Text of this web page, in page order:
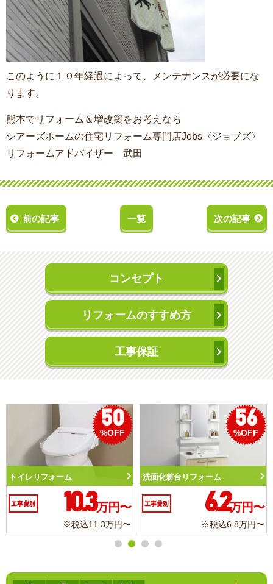
このように１０年経過によって、メンテナンスが必要にな
ります。
熊本でリフォーム＆増改築をお考えなら
シアーズホームの住宅リフォーム専門店Jobs〈ジョブズ〉
リフォームアドバイザー 武田
前の記事 一覧 次の記事
コンセプト
リフォームのすすめ方
工事保証
50
%OFF
トイレリフォーム
工事費別 10.3万円〜
※税込11.3万円〜
56
%OFF
洗面化粧台リフォーム
工事費別 6.2万円〜
※税込6.8万円〜